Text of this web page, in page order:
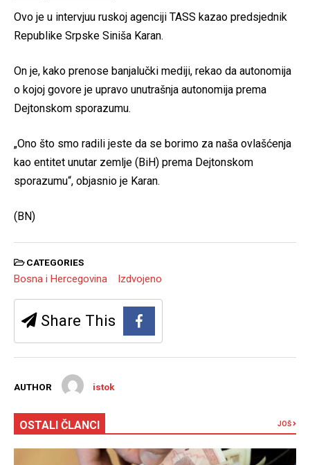
Ovo je u intervjuu ruskoj agenciji TASS kazao predsjednik
Republike Srpske Siniša Karan.
On je, kako prenose banjalučki mediji, rekao da autonomija
o kojoj govore je upravo unutrašnja autonomija prema
Dejtonskom sporazumu.
„Ono što smo radili jeste da se borimo za naša ovlašćenja
kao entitet unutar zemlje (BiH) prema Dejtonskom
sporazumu“, objasnio je Karan.
(BN)
CATEGORIES
Bosna i Hercegovina Izdvojeno
Share This
AUTHOR istok
OSTALI ČLANCI JOŠ